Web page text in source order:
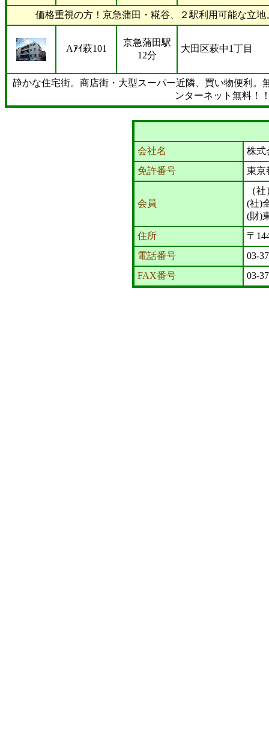
価格重視の方！京急蒲田・糀谷、２駅利用可能な立
Aｱｲ萩101
京急蒲田駅
12分
大田区萩中1丁目
静かな住宅街。商店街・大型スーパー近隣、買い物便利。
ンターネット無料！
会社名
株
免許番号
東京
会員
（
(社)
(財)
住所
〒
電話番号
03-
FAX番号
03-